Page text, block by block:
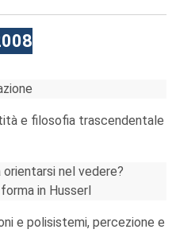
e filosofia trascendentale
orientarsi nel vedere?
in Husserl
e polisistemi, percezione e